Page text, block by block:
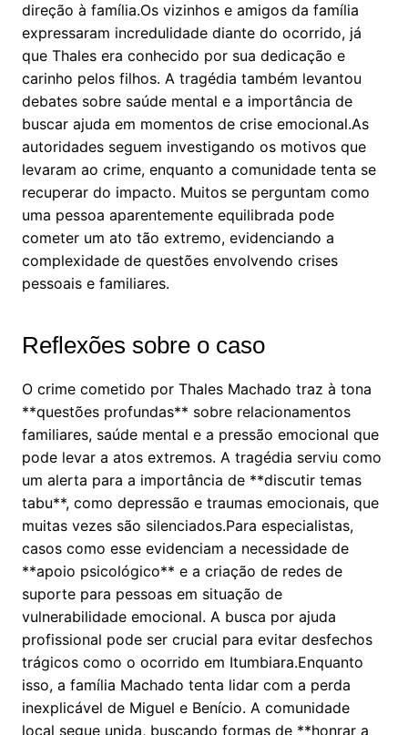
direção à família.Os vizinhos e amigos da família
expressaram incredulidade diante do ocorrido, já
que Thales era conhecido por sua dedicação e
carinho pelos filhos. A tragédia também levantou
debates sobre saúde mental e a importância de
buscar ajuda em momentos de crise emocional.As
autoridades seguem investigando os motivos que
levaram ao crime, enquanto a comunidade tenta se
recuperar do impacto. Muitos se perguntam como
uma pessoa aparentemente equilibrada pode
cometer um ato tão extremo, evidenciando a
complexidade de questões envolvendo crises
pessoais e familiares.
Reflexões sobre o caso
O crime cometido por Thales Machado traz à tona
**questões profundas** sobre relacionamentos
familiares, saúde mental e a pressão emocional que
pode levar a atos extremos. A tragédia serviu como
um alerta para a importância de **discutir temas
tabu**, como depressão e traumas emocionais, que
muitas vezes são silenciados.Para especialistas,
casos como esse evidenciam a necessidade de
**apoio psicológico** e a criação de redes de
suporte para pessoas em situação de
vulnerabilidade emocional. A busca por ajuda
profissional pode ser crucial para evitar desfechos
trágicos como o ocorrido em Itumbiara.Enquanto
isso, a família Machado tenta lidar com a perda
inexplicável de Miguel e Benício. A comunidade
local segue unida, buscando formas de **honrar a